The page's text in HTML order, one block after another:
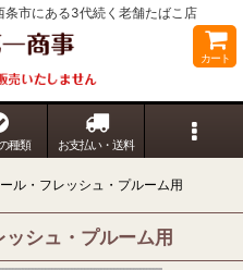
市にある3代続く老舗たばこ店
カート
種類 お支払い・送料
ル・フレッシュ・プルーム用
シュ・プルーム用